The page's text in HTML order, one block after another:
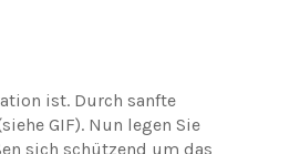
ist. Durch sanfte
GIF). Nun legen Sie
sich schützend um das